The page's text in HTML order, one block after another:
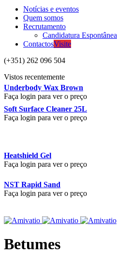
Notícias e eventos
Quem somos
Recrutamento
Candidatura Espontânea
ContactosVisite
(+351) 262 096 504
Vistos recentemente
Underbody Wax Brown
Faça login para ver o preço
Soft Surface Cleaner 25L
Faça login para ver o preço
Heatshield Gel
Faça login para ver o preço
NST Rapid Sand
Faça login para ver o preço
Betumes